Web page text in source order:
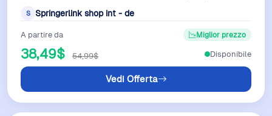
S Springerlink shop int - de
A partire da
38,49$ 54,99$
Miglior prezzo
Vedi Offerta
Disponibile